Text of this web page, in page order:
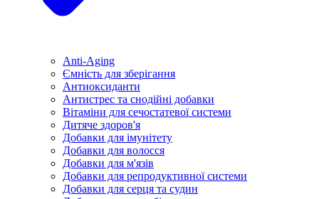
Anti-Aging
Ємність для зберігання
Антиоксиданти
Антистрес та снодійні добавки
Вітаміни для сечостатевої системи
Дитяче здоров'я
Добавки для імунітету
Добавки для волосся
Добавки для м'язів
Добавки для репродуктивної системи
Добавки для серця та судин